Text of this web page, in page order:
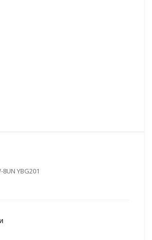
8UN YBG201